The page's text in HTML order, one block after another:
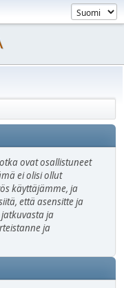
ovat osallistuneet
ei olisi ollut
käyttäjämme, ja
että asensitte ja
ja
ja